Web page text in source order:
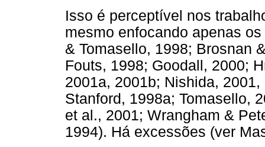
Isso é perceptível nos
mesmo enfocando apenas
& Tomasello, 1998; Brosnan
Fouts, 1998; Goodall, 2000;
2001a, 2001b; Nishida,
Stanford, 1998a; Tomasello,
et al., 2001; Wrangham &
1994). Há excessões (ver